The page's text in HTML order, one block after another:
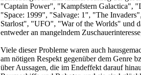
"Captain Power", "Kampfstern Galactica",
"Space: 1999", "Salvage: 1", "The
Starlost", "UFO", "War of the Worlds" und
entweder an mangelndem
Viele dieser Probleme waren auch
am nötigen Respekt gegenüber dem Genre
über Aussagen, die im Endeffekt darauf